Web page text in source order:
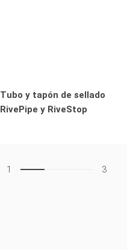
Tubo y tapón de sellado
RivePipe y RiveStop
1 3